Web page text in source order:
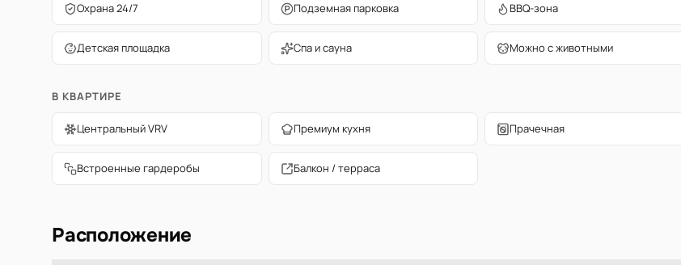
Охрана 24/7 Подземная парковка BBQ-зона
Детская площадка Спа и сауна Можно с животными
В КВАРТИРЕ
Центральный VRV Премиум кухня Прачечная
Встроенные гардеробы Балкон / терраса
Расположение